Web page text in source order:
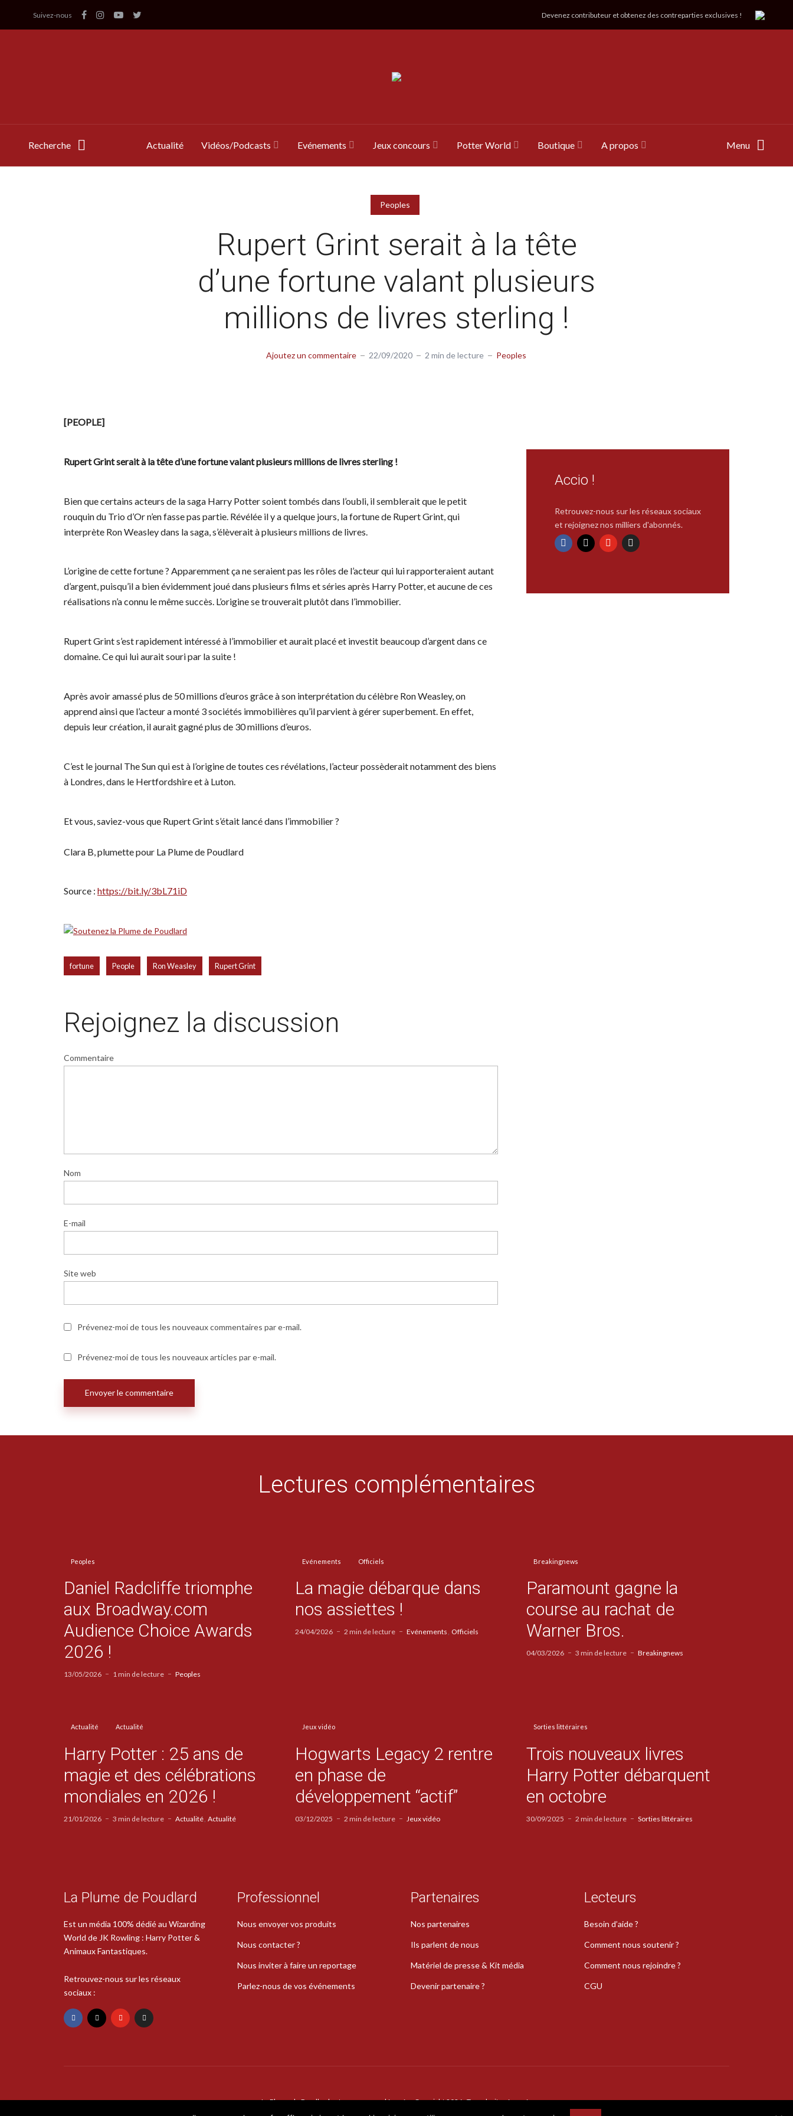
Suivez-nous Devenez contributeur et obtenez des contreparties exclusives !
Recherche Actualité Vidéos/Podcasts Evénements Jeux concours Potter World Boutique A propos Menu
Peoples
Rupert Grint serait à la tête
d’une fortune valant plusieurs
millions de livres sterling !
Ajoutez un commentaire 22/09/2020 2 min de lecture Peoples
[PEOPLE]
Rupert Grint serait à la tête d’une fortune valant plusieurs millions de livres sterling !
Bien que certains acteurs de la saga Harry Potter soient tombés dans l’oubli, il semblerait que le petit
rouquin du Trio d’Or n’en fasse pas partie. Révélée il y a quelque jours, la fortune de Rupert Grint, qui
interprète Ron Weasley dans la saga, s’élèverait à plusieurs millions de livres.
L’origine de cette fortune ? Apparemment ça ne seraient pas les rôles de l’acteur qui lui rapporteraient autant
d’argent, puisqu’il a bien évidemment joué dans plusieurs films et séries après Harry Potter, et aucune de ces
réalisations n’a connu le même succès. L’origine se trouverait plutôt dans l’immobilier.
Rupert Grint s’est rapidement intéressé à l’immobilier et aurait placé et investit beaucoup d’argent dans ce
domaine. Ce qui lui aurait souri par la suite !
Après avoir amassé plus de 50 millions d’euros grâce à son interprétation du célèbre Ron Weasley, on
apprend ainsi que l’acteur a monté 3 sociétés immobilières qu’il parvient à gérer superbement. En effet,
depuis leur création, il aurait gagné plus de 30 millions d’euros.
C’est le journal The Sun qui est à l’origine de toutes ces révélations, l’acteur possèderait notamment des biens
à Londres, dans le Hertfordshire et à Luton.
Et vous, saviez-vous que Rupert Grint s’était lancé dans l’immobilier ?
Clara B, plumette pour La Plume de Poudlard
Source : https://bit.ly/3bL71iD
fortune People Ron Weasley Rupert Grint
Rejoignez la discussion
Commentaire
Nom
E-mail
Site web
Prévenez-moi de tous les nouveaux commentaires par e-mail.
Prévenez-moi de tous les nouveaux articles par e-mail.
Accio !
Retrouvez-nous sur les réseaux sociaux
et rejoignez nos milliers d'abonnés.
Lectures complémentaires
Peoples
Daniel Radcliffe triomphe
aux Broadway.com
Audience Choice Awards
2026 !
13/05/2026 1 min de lecture Peoples
Evénements Officiels
La magie débarque dans
nos assiettes !
24/04/2026 2 min de lecture Evénements Officiels
Breakingnews
Paramount gagne la
course au rachat de
Warner Bros.
04/03/2026 3 min de lecture Breakingnews
Actualité Actualité
Harry Potter : 25 ans de
magie et des célébrations
mondiales en 2026 !
21/01/2026 3 min de lecture Actualité Actualité
Jeux vidéo
Hogwarts Legacy 2 rentre
en phase de
développement “actif”
03/12/2025 2 min de lecture Jeux vidéo
Sorties littéraires
Trois nouveaux livres
Harry Potter débarquent
en octobre
30/09/2025 2 min de lecture Sorties littéraires
La Plume de Poudlard
Est un média 100% dédié au Wizarding
World de JK Rowling : Harry Potter &
Animaux Fantastiques.
Retrouvez-nous sur les réseaux
sociaux :
Professionnel
Nous envoyer vos produits
Nous contacter ?
Nous inviter à faire un reportage
Parlez-nous de vos événements
Partenaires
Nos partenaires
Ils parlent de nous
Matériel de presse & Kit média
Devenir partenaire ?
Lecteurs
Besoin d’aide ?
Comment nous soutenir ?
Comment nous rejoindre ?
CGU
La Plume de Poudlard est une marque déposée · Copyright 2026 · Tous droits réservés